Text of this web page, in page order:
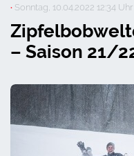
· Sonntag, 10.04.2022 12:34 Uhr
– Saison 21/